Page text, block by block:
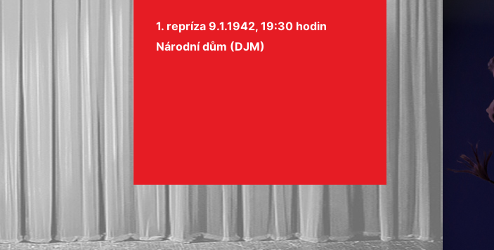
1. repríza 9.1.1942, 19:30 hodin
Národní dům (DJM)